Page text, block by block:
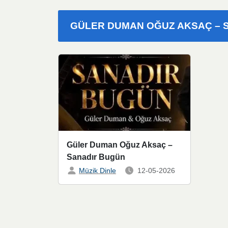
GÜLER DUMAN OĞUZ AKSAÇ –
Güler Duman Oğuz Aksaç –
Sanadır Bugün
Müzik Dinle 12-05-2026